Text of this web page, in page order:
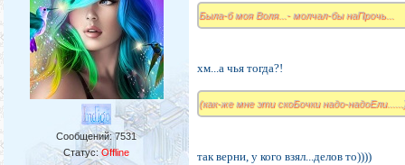
Сообщений:7531
Статус:Offline
Была-б моя Воля...- молчал-бы наПрочь...
хм...а чья тогда?!
(как-же мне эти скоБочки надо-
так верни, у кого взял...делов то))))